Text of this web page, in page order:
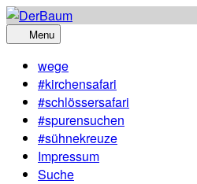
Skip
to
Menu
wege
#kirchensafari
#schlössersafari
#spurensuchen
#sühnekreuze
Impressum
Suche